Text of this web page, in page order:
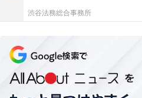
目標に向かって努力する』の
どれだけ努力できたかを、親
100％の努力をして、知識が
か身に付かない子がいるのは
渋谷法務総合事務所